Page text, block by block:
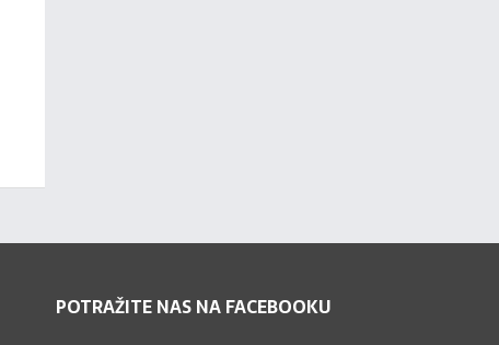
POTRAŽITE NAS NA FACEBOOKU